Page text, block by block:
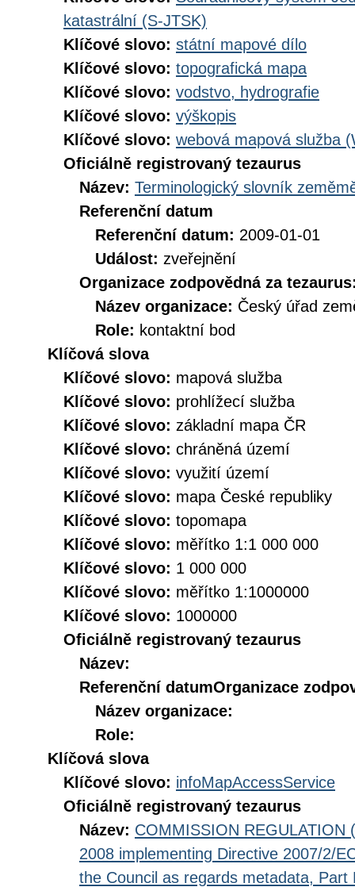
katastrální (S-JTSK)
Klíčové slovo: státní mapové dílo
Klíčové slovo: topografická mapa
Klíčové slovo: vodstvo, hydrografie
Klíčové slovo: výškopis
Klíčové slovo: webová mapová služba
Oficiálně registrovaný tezaurus
Název: Terminologický slovník
Referenční datum
Referenční datum: 2009-01-01
Událost: zveřejnění
Organizace zodpovědná za
Název organizace: Český úřad
Role: kontaktní bod
Klíčová slova
Klíčové slovo: mapová služba
Klíčové slovo: prohlížecí služba
Klíčové slovo: základní mapa ČR
Klíčové slovo: chráněná území
Klíčové slovo: využití území
Klíčové slovo: mapa České republiky
Klíčové slovo: topomapa
Klíčové slovo: měřítko 1:1 000 000
Klíčové slovo: 1 000 000
Klíčové slovo: měřítko 1:1000000
Klíčové slovo: 1000000
Oficiálně registrovaný tezaurus
Název:
Referenční datumOrganizace
Název organizace:
Role:
Klíčová slova
Klíčové slovo: infoMapAccessService
Oficiálně registrovaný tezaurus
Název: COMMISSION REGULATION
2008 implementing Directive 2007/2/
the Council as regards metadata,